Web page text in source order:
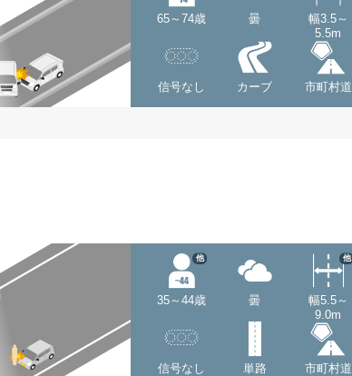
65～74歳 曇
幅3.5～
5.5m
信号なし カーブ 市町村道
35～44歳
他
曇
幅5.5～
9.0m
他
信号なし 単路 市町村道